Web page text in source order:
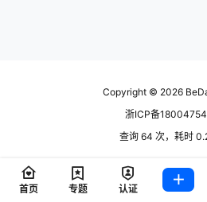
Copyright © 2026
浙ICP备
查询 64 次，耗时
首页 专题 认证